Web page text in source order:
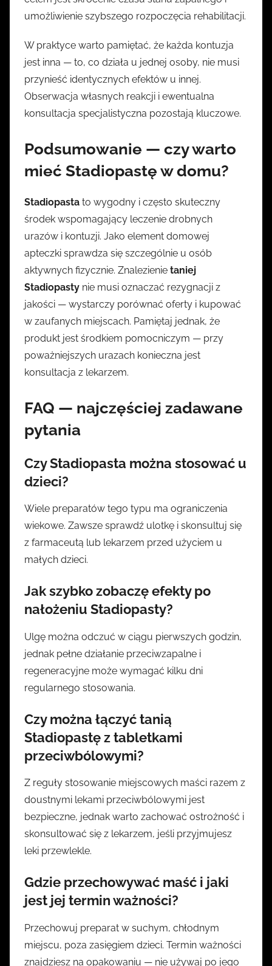
umożliwienie szybszego rozpoczęcia rehabilitacji.
W praktyce warto pamiętać, że każda kontuzja
jest inna — to, co działa u jednej osoby, nie musi
przynieść identycznych efektów u innej.
Obserwacja własnych reakcji i ewentualna
konsultacja specjalistyczna pozostają kluczowe.
Podsumowanie — czy warto
mieć Stadiopastę w domu?
Stadiopasta to wygodny i często skuteczny
środek wspomagający leczenie drobnych
urazów i kontuzji. Jako element domowej
apteczki sprawdza się szczególnie u osób
aktywnych fizycznie. Znalezienie taniej
Stadiopasty nie musi oznaczać rezygnacji z
jakości — wystarczy porównać oferty i kupować
w zaufanych miejscach. Pamiętaj jednak, że
produkt jest środkiem pomocniczym — przy
poważniejszych urazach konieczna jest
konsultacja z lekarzem.
FAQ — najczęściej zadawane
pytania
CzyStadiopasta można stosować u
dzieci?
Wiele preparatów tego typu ma ograniczenia
wiekowe. Zawsze sprawdź ulotkę i skonsultuj się
z farmaceutą lub lekarzem przed użyciem u
małych dzieci.
Jak szybko zobaczę efekty po
nałożeniu Stadiopasty?
Ulgę można odczuć w ciągu pierwszych godzin,
jednak pełne działanie przeciwzapalne i
regeneracyjne może wymagać kilku dni
regularnego stosowania.
Czy można łączyćtanią
Stadiopastęz tabletkami
przeciwbólowymi?
Z reguły stosowanie miejscowych maści razem z
doustnymi lekami przeciwbólowymi jest
bezpieczne, jednak warto zachować ostrożność i
skonsultować się z lekarzem, jeśli przyjmujesz
leki przewlekle.
Gdzie przechowywać maść i jaki
jest jej termin ważności?
Przechowuj preparat w suchym, chłodnym
miejscu, poza zasięgiem dzieci. Termin ważności
znajdziesz na opakowaniu — nie używaj po jego